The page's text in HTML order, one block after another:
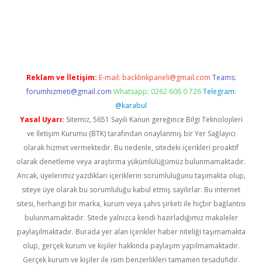
Reklam ve İletişim: E-mail: backlinkpaneli@gmail.com Teams:
forumhizmeti@gmail.com Whatsapp: 0262 606 0 726 Telegram:
@karabul
Yasal Uyarı: Sitemiz, 5651 Sayılı Kanun gereğince Bilgi Teknolojileri
ve İletişim Kurumu (BTK) tarafından onaylanmış bir Yer Sağlayıcı
olarak hizmet vermektedir. Bu nedenle, sitedeki içerikleri proaktif
olarak denetleme veya araştırma yükümlülüğümüz bulunmamaktadır.
Ancak, üyelerimiz yazdıkları içeriklerin sorumluluğunu taşımakta olup,
siteye üye olarak bu sorumluluğu kabul etmiş sayılırlar. Bu internet
sitesi, herhangi bir marka, kurum veya şahıs şirketi ile hiçbir bağlantısı
bulunmamaktadır. Sitede yalnızca kendi hazırladığımız makaleler
paylaşılmaktadır. Burada yer alan içerikler haber niteliği taşımamakta
olup, gerçek kurum ve kişiler hakkında paylaşım yapılmamaktadır.
Gerçek kurum ve kişiler ile isim benzerlikleri tamamen tesadüfidir.